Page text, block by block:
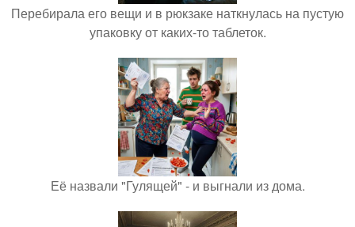
Перебирала его вещи и в рюкзаке наткнулась на пустую
упаковку от каких-то таблеток.
Её назвали "Гулящей" - и выгнали из дома.